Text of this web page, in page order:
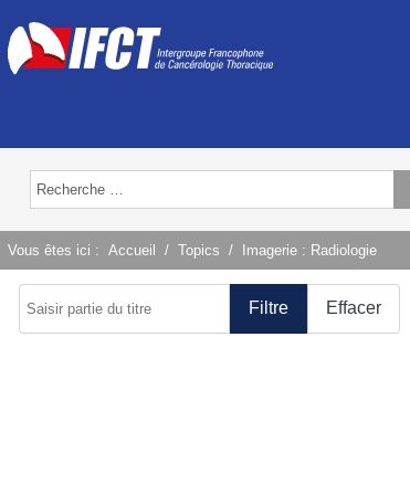
Vous êtes ici : Accueil Topics Imagerie : Radiologie
Saisir partie du titre
Filtre Effacer